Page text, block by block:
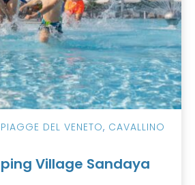
DEL VENETO, CAVALLINO
Village Sandaya